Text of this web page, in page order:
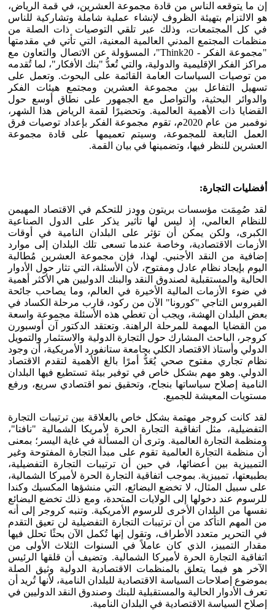
إن ما يتوقعه الناس من قادة مجموعة العشرين، في قمة الرياض،
هو الالتزام بتهيئة الظروف لإنشاء عملية شاملة وتشاركية للناس
في كل المجتمعات، وذلك عبر تلقي التوصيات ذات الصلة من
منظمات المجتمع المدني العالمية المعنية، التي تأتي في مقدمتها
"مجموعة الفكر - Think20"، المسؤولة عن الاتصال والتعاون مع
مراكز الفكر الإقليمية والدولية، والتي تُعدُّ "بنك الأفكار"، لما تُقدمه
من توصيات السياسات العامة القائمة على البحوث. وتعمل على
تسهيل التفاعل بين مجموعة العشرين ومجتمع هيئات الفكر
والدوائر البحثية، والتواصل مع الجمهور على نطاق أوسع حول
القضايا ذات الأهمية العالمية. وتحضيرًا لقمة الرياض هذا الشهر،
نوفمبر من عام 2020م، تقوم مجموعة الفكر بإعداد توصيات فرق
العمل التابعة للمجموعة، وسيتم تعميمها على قادة مجموعة
العشرين للنظر فيها، وتضمينها في بيان القمة.
أفضليات التجارة:
لقد صُمِمَت مؤسسات بريتون وودز للتحكم في الاقتصاد المهيمن
للنظام العالمي، إذ ليس لها تأثير يذكر على الدول الصناعية
الكبرى، ولكن يمكن أن تؤثر على البلدان النامية في أوقات
الأزمات الاقتصادية، وخاصة عندما تسعى تلك البلدان إلى موارد
إضافية من النقد الأجنبي. لهذا، فإن مجموعة العشرين مُطالبة
اليوم بإيجاد نظام عادل ومفتوح، لأن الأسئلة، التي تثار حول الأدوار
الحالية والمستقبلية لصندوق النقد والبنك الدوليين هي الأكثر أهمية
في ضوء الأزمات المالية الأخيرة في العالم، وما يصاحب جائحة
الفيروس التاجي "كورونا" الآن من ركود، قارب مرحلة الكساد في
بعض البلدان الهشة، ويجب أن تغطي هذه الأسئلة مجموعة واسعة
من القضايا المهمة للمرحلة الراهنة. وتعتقد الدكتور آن أوسبورن
كروجر، الباحث المشارك حول التجارة الدولية والاستثمار والتمويل
الدولي وأستاذ الاقتصاد الكلي بجامعة ستانفورد الأمريكية، أن وجود
نظام تجاري مفتوح صحي يُعَدُّ أمرًا بالغ الأهمية لتقدم الاقتصاد
الدولي. وهو مهم بشكل خاص في توفير بيئة تستطيع فيها البلدان
النامية إصلاح سياساتها بنجاح، وتحقيق نمو اقتصادي سريع، ورفع
مستويات المعيشة للجميع.
لقد كانت كروجر مهتمة بشكل خاص بالعلاقة بين ترتيبات التجارة
التفضيلية، مثل اتفاقية التجارة الحرة لأمريكا الشمالية "نافتا"،
ومنظمة التجارة العالمية. وترى أن المسألة في غاية اليسر؛ بمعنى
أن منظمة التجارة العالمية تقوم على مبدأ التجارة المفتوحة وغير
التمييزية بين أعضائها، في حين أن ترتيبات التجارة التفضيلية،
بطبيعتها، تمييزية. بموجب اتفاقية التجارة الحرة لأميركا الشمالية،
على سبيل المثال، لا تخضع البضائع، التي منشؤها المكسيك وكندا
للرسوم عند دخولها إلى الولايات المتحدة، ومع ذلك تخضع البضائع
نفسها من البلدان الأخرى للرسوم الأمريكية. وتنبه كروجر إلى أنه
من المهم التأكد من أن ترتيبات التجارة التفضيلية لن تعيق التقدم
في التحرير متعدد الأطراف، وتقول إنها تُكمل الآن بحثًا تحلل فيها
مقدار التمييز، الذي كان عاملاً في السنوات الثلاث الأولى من
اتفاقية التجارة الحرة لأميركا الشمالية. وتضيف أن قلقها الرئيس
الآخر هو فيما يتعلق بالمنظمات الاقتصادية الدولية وثيق الصلة
بموضوع إصلاحات السياسة الاقتصادية للبلدان النامية، لأنها تُريد أن
تعرف الأدوار الحالية والمستقبلية للبنك وصندوق النقد الدوليين في
إصلاح السياسة الاقتصادية في البلدان النامية.